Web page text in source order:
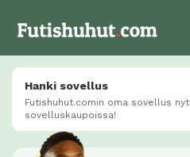
Hanki sovellus
Futishuhut.comin oma sovellus nyt
sovelluskaupoissa!